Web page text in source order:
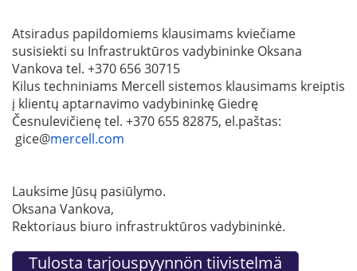
Atsiradus papildomiems klausimams kviečiame
susisiekti su Infrastruktūros vadybininke Oksana
Vankova tel. +370 656 30715
Kilus techniniams Mercell sistemos klausimams kreiptis
į klientų aptarnavimo vadybininkę Giedrę
Česnulevičienę tel. +370 655 82875, el.paštas:
gice@mercell.com
Lauksime Jūsų pasiūlymo.
Oksana Vankova,
Rektoriaus biuro infrastruktūros vadybininkė.